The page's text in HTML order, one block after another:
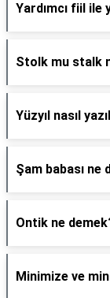
Yardımcı fiil
Stolk mu stalk
Yüzyıl nasıl
Şam babası ne
Ontik ne
Minimize ve